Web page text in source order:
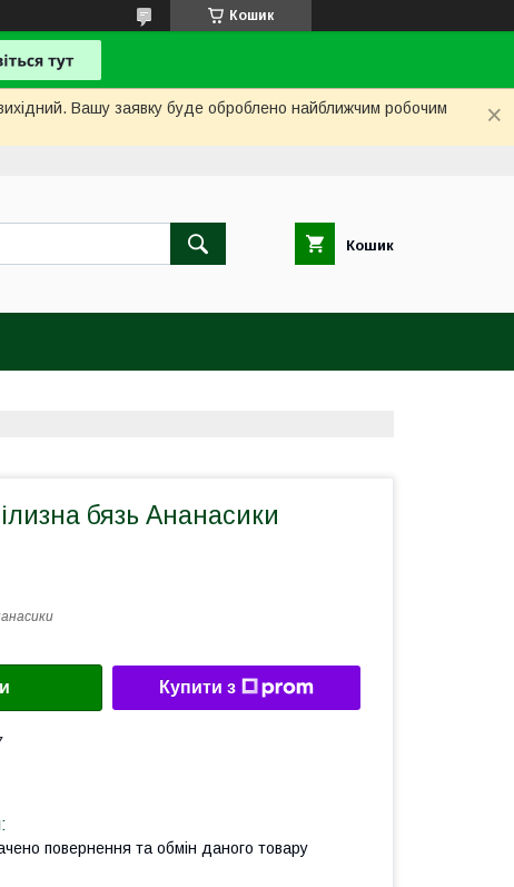
Кошик
Вашу заявку буде оброблено найближчим робочим
Кошик
бязь Ананасики
Купити з
повернення та обмін даного товару